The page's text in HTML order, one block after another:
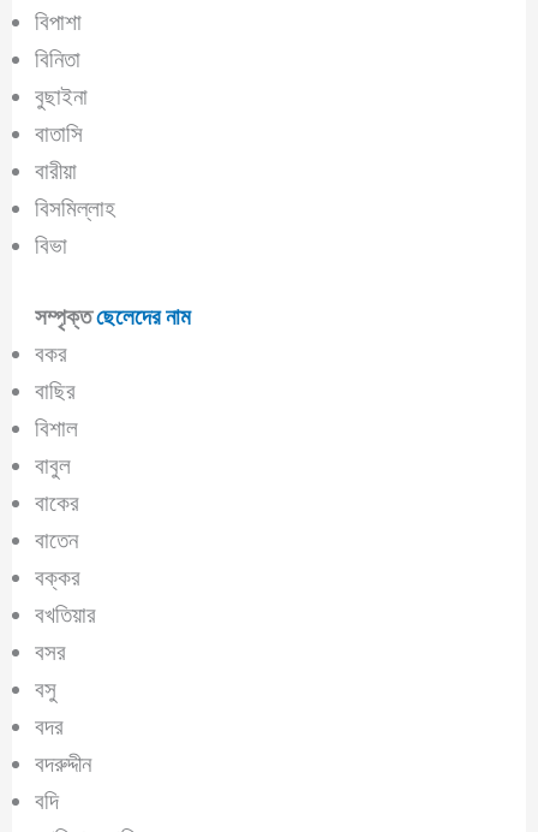
বিপাশা
বিনিতা
বুছাইনা
বাতাসি
বারীয়া
বিসমিল্লাহ
বিভা
সম্পৃক্তছেলেদের নাম
বকর
বাছির
বিশাল
বাবুল
বাকের
বাতেন
বক্কর
বখতিয়ার
বসর
বসু
বদর
বদরুদ্দীন
বদি